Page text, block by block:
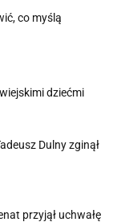
co myślą
dziećmi
Dulny zginął
przyjął uchwałę